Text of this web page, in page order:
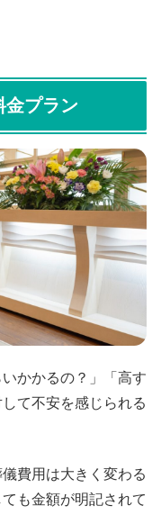
金プラン
かかるの？」「高す
て不安を感じられる
費用は大きく変わる
も金額が明記されて